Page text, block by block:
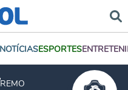
NOTÍCIASESPORTES
REMO